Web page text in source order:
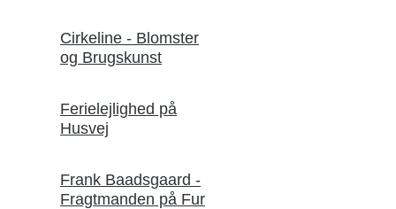
Cirkeline - Blomster
og Brugskunst
Ferielejlighed på
Husvej
Frank Baadsgaard -
Fragtmanden på Fur